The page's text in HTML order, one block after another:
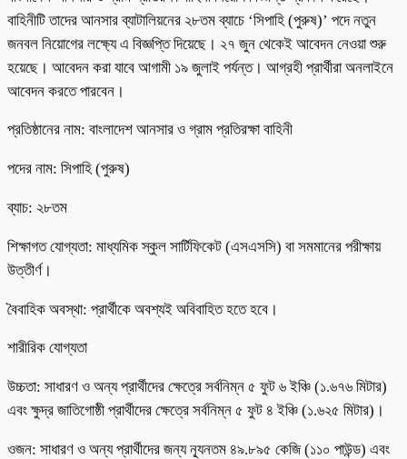
বাহিনীটি তাদের আনসার ব্যাটালিয়নের ২৮তম ব্যাচে ‘সিপাহি (পুরুষ)’ পদে নতুন
জনবল নিয়োগের লক্ষ্যে এ বিজ্ঞপ্তি দিয়েছে। ২৭ জুন থেকেই আবেদন নেওয়া শুরু
হয়েছে। আবেদন করা যাবে আগামী ১৯ জুলাই পর্যন্ত। আগ্রহী প্রার্থীরা অনলাইনে
আবেদন করতে পারবেন।
প্রতিষ্ঠানের নাম: বাংলাদেশ আনসার ও গ্রাম প্রতিরক্ষা বাহিনী
পদের নাম: সিপাহি (পুরুষ)
ব্যাচ: ২৮তম
শিক্ষাগত যোগ্যতা: মাধ্যমিক স্কুল সার্টিফিকেট (এসএসসি) বা সমমানের পরীক্ষায়
উত্তীর্ণ।
বৈবাহিক অবস্থা: প্রার্থীকে অবশ্যই অবিবাহিত হতে হবে।
শারীরিক যোগ্যতা
উচ্চতা: সাধারণ ও অন্য প্রার্থীদের ক্ষেত্রে সর্বনিম্ন ৫ ফুট ৬ ইঞ্চি (১.৬৭৬ মিটার)
এবং ক্ষুদ্র জাতিগোষ্ঠী প্রার্থীদের ক্ষেত্রে সর্বনিম্ন ৫ ফুট ৪ ইঞ্চি (১.৬২৫ মিটার)।
ওজন: সাধারণ ও অন্য প্রার্থীদের জন্য ন্যূনতম ৪৯.৮৯৫ কেজি (১১০ পাউন্ড) এবং